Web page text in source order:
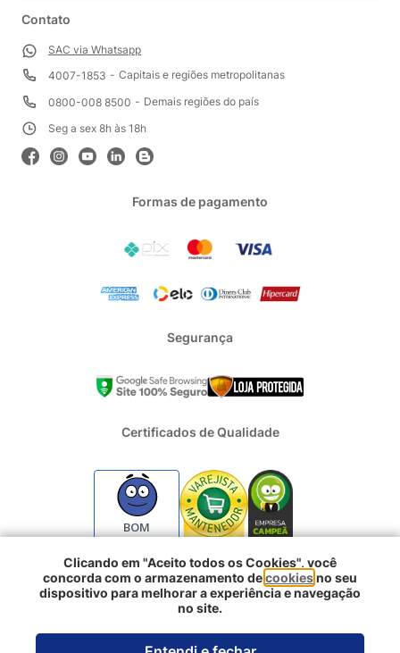
Contato
SAC via Whatsapp
4007-1853
Capitais e regiões metropolitanas
0800-008 8500
Demais regiões do país
Seg a sex 8h às 18h
Formas de pagamento
Segurança
Certificados de Qualidade
BOM
2024 - Todos os direitos reservados | REFRIGERACAO DUFRIO
COMERCIO E IMPORTACAO S.A. | CNPJ : 01.754.239/0001-10 |
Porto Alegre RS - CEP: 90230-011
Clicando em "Aceito todos os Cookies", você
concorda com o armazenamento decookiesno seu
dispositivo para melhorar a experiência e navegação
no site.